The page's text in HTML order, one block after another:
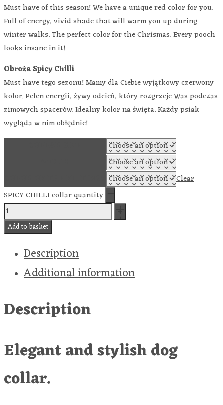
Must have of this season! We have a unique red color for you.
Full of energy, vivid shade that will warm you up during
winter walks. The perfect color for the Chrismas. Every pooch
looks insane in it!
Obroża Spicy Chilli
Must have tego sezonu! Mamy dla Ciebie wyjątkowy czerwony
kolor. Pełen energii, żywy odcień, który rozgrzeje Was podczas
zimowych spacerów. Idealny kolor na święta. Każdy psiak
wygląda w nim obłędnie!
Clear
SPICY CHILLI collar quantity
Add to basket
Description
Additional information
Description
Elegant and stylish dog
collar.